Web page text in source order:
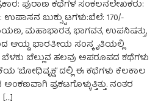
ಪುರಾಣ ಕಥೆಗಳ ಸಂಕಲನಲೇಖಕರು:
ಬುಕ್ಸ್ಪುಟಗಳು:ಬೆಲೆ: 170/-
ಮಹಾಭಾರತ, ಭಾಗವತ, ಉಪನಿಷತ್ತು,
ಆಯ್ದ ಭಾರತೀಯ ಸಂಸ್ಕೃತಿಯಲ್ಲಿ
ಚೆಲ್ಲುವ ಹಲವು ಅಪರೂಪದ ಕಥೆಗಳು
‘ಬೋಧಿವೃಕ್ಷ’ ದಲ್ಲಿ ಈ ಕಥೆಗಳು ಕೆಲಕಾಲ
ಪ್ರಕಟಗೊಳ್ಳುತ್ತಿತ್ತು. ನಂತರ